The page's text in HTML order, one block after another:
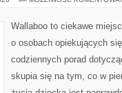
Wallaboo to ciekawe
o osobach opiekujących
codziennych porad
skupia się na tym, co w